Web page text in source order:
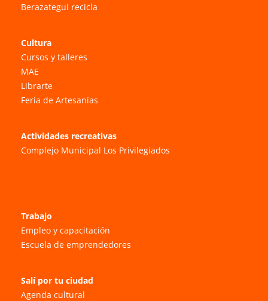
Berazategui recicla
Cultura
Cursos y talleres
MAE
Librarte
Feria de Artesanías
Actividades recreativas
Complejo Municipal Los Privilegiados
Trabajo
Empleo y capacitación
Escuela de emprendedores
Salí por tu ciudad
Agenda cultural